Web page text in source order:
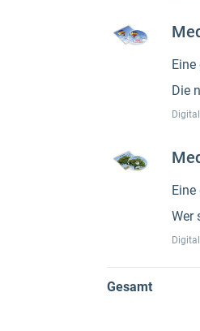
Die
Wer
Gesamt